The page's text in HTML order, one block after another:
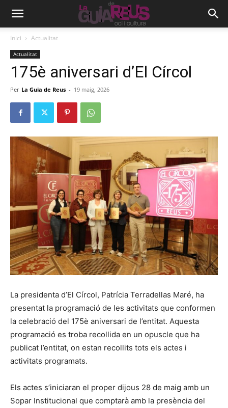
Inici Actualitat
Actualitat
175è aniversari d’El Círcol
Per La Guia de Reus - 19 maig, 2026
La presidenta d’El Círcol, Patrícia Terradellas Maré, ha
presentat la programació de les activitats que conformen
la celebració del 175è aniversari de l’entitat. Aquesta
programació es troba recollida en un opuscle que ha
publicat l’entitat, on estan recollits tots els actes i
activitats programats.
Els actes s’iniciaran el proper dijous 28 de maig amb un
Sopar Institucional que comptarà amb la presència del